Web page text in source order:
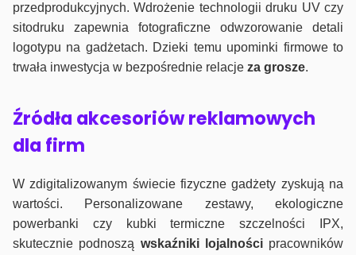
przedprodukcyjnych. Wdrożenie technologii druku UV czy
sitodruku zapewnia fotograficzne odwzorowanie detali
logotypu na gadżetach. Dzieki temu upominki firmowe to
trwała inwestycja w bezpośrednie relacje za grosze.
Źródła akcesoriów reklamowych
dla firm
W zdigitalizowanym świecie fizyczne gadżety zyskują na
wartości. Personalizowane zestawy, ekologiczne
powerbanki czy kubki termiczne szczelności IPX,
skutecznie podnoszą wskaźniki lojalnościpracowników